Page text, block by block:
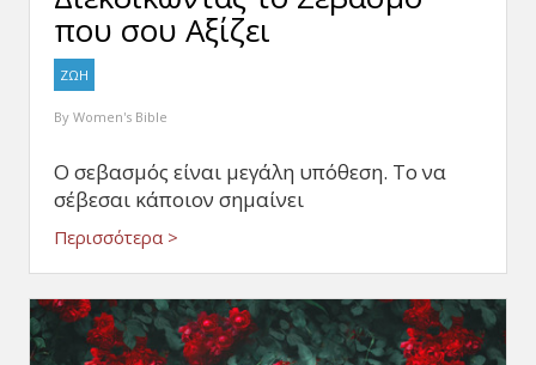
που σου Αξίζει
ΖΩΗ
By Women's Bible
Ο σεβασμός είναι μεγάλη υπόθεση. Το να
σέβεσαι κάποιον σημαίνει
Περισσότερα >